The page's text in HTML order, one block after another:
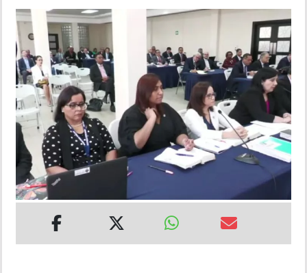
SHOW
DEPORTES
MUNDO
INSÓLITAS
MULTIMEDIA